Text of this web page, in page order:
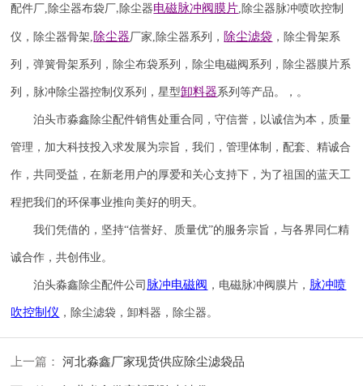
配件厂, 除尘器布袋厂, 除尘器电磁脉冲阀膜片, 除尘器脉冲喷吹控制
仪 ， 除尘器骨架,除尘器厂家, 除尘器系列， 除尘滤袋 ，除尘骨架系
列，弹簧骨架系列，除尘布袋系列，除尘电磁阀系列，除尘器膜片系
列，脉冲除尘器控制仪系列，星型卸料器系列等产品。，。
泊头市淼鑫除尘配件销售处重合同，守信誉，以诚信为本，质量
管理，加大科技投入求发展为宗旨，我们，管理体制，配套、精诚合
作，共同受益，在新老用户的厚爱和关心支持下，为了祖国的蓝天工
程把我们的环保事业推向美好的明天。
我们凭借的，坚持“信誉好、质量优”的服务宗旨，与各界同仁精
诚合作，共创伟业。
泊头淼鑫除尘配件公司 脉冲电磁阀 ，电磁脉冲阀膜片， 脉冲喷
吹控制仪 ，除尘滤袋，卸料器，除尘器。
上一篇： 河北淼鑫厂家现货供应除尘滤袋品